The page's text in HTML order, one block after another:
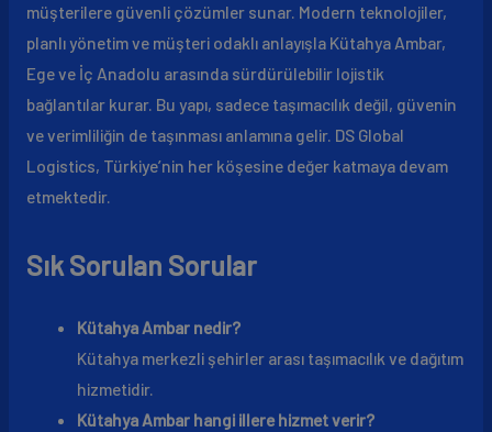
müşterilere güvenli çözümler sunar. Modern teknolojiler,
planlı yönetim ve müşteri odaklı anlayışla Kütahya Ambar,
Ege ve İç Anadolu arasında sürdürülebilir lojistik
bağlantılar kurar. Bu yapı, sadece taşımacılık değil, güvenin
ve verimliliğin de taşınması anlamına gelir. DS Global
Logistics, Türkiye’nin her köşesine değer katmaya devam
etmektedir.
Sık Sorulan Sorular
Kütahya Ambar nedir?
Kütahya merkezli şehirler arası taşımacılık ve dağıtım
hizmetidir.
Kütahya Ambar hangi illere hizmet verir?